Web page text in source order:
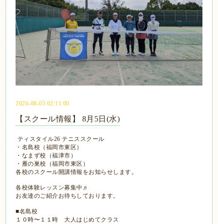
2026-08-05 02:11:00
【スクール情報】 8月5日(水)
ティスタイル26 テニススクール
・名島校（福岡市東区）
・なまず校（福津市）
・雁の巣校（福岡市東区）
各校のスクール開講情報をお知らせします。
各校体験レッスン募集中♬
お友達のご紹介お待ちしております。
■名島校
１０時〜１１時 大人はじめてクラス